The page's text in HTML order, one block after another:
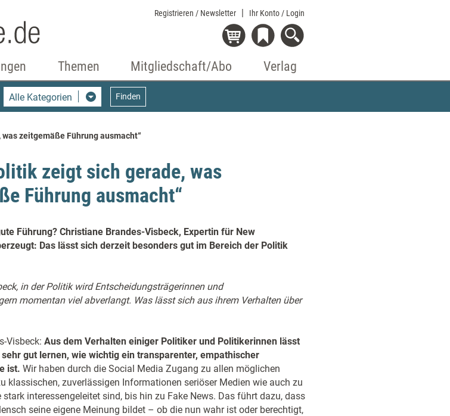
Registrieren / Newsletter Ihr Konto / Login
Themen Mitgliedschaft/Abo Verlag
Alle Kategorien Finden
zeitgemäße Führung ausmacht“
zeigt sich gerade, was
Führung ausmacht“
Führung? Christiane Brandes-Visbeck, Expertin für New
Das lässt sich derzeit besonders gut im Bereich der Politik
in der Politik wird Entscheidungsträgerinnen und
momentan viel abverlangt. Was lässt sich aus ihrem Verhalten über
Visbeck: Aus dem Verhalten einiger Politiker und Politikerinnen lässt
gut lernen, wie wichtig ein transparenter, empathischer
ist. Wir haben durch die Social Media Zugang zu allen möglichen
klassischen, zuverlässigen Informationen seriöser Medien wie auch zu
interessengeleitet sind, bis hin zu Fake News. Das führt dazu, dass
seine eigene Meinung bildet – ob die nun wahr ist oder berechtigt,